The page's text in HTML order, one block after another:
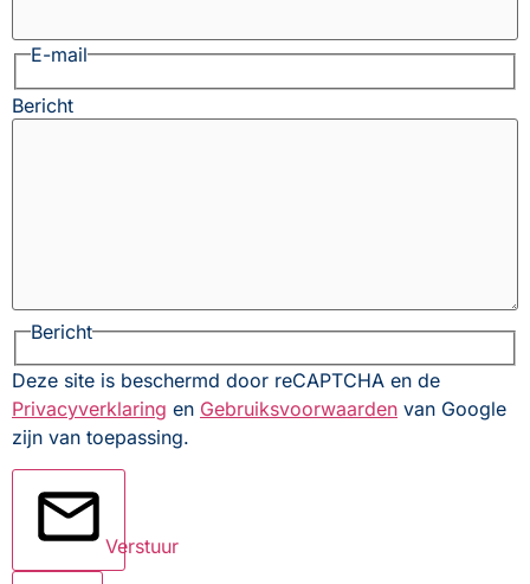
E-mail
Bericht
Bericht
Deze site is beschermd door reCAPTCHA en de
Privacyverklaring en Gebruiksvoorwaarden van Google
zijn van toepassing.
Verstuur